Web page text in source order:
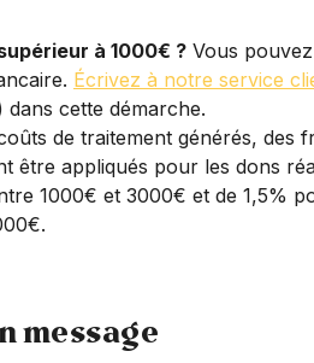
à 1000€ ? Vous
Écrivez à notre service
dans cette démarche.
de traitement générés, des
être appliqués pour les dons
1000€ et 3000€ et de 1,5%
message